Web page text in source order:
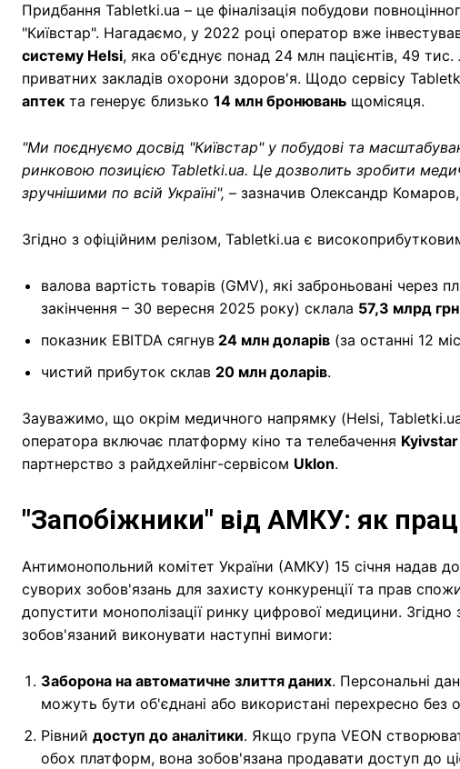
Придбання Tabletki.ua – це фіналізація побудови
"Київстар". Нагадаємо, у 2022 році оператор вже
систему Helsi, яка об'єднує понад 24 млн пацієнтів, 49 тис.
приватних закладів охорони здоров'я. Щодо сервісу
аптек та генерує близько 14 млн бронювань щомісяця.
"Ми поєднуємо досвід "Київстар" у побудові та
ринковою позицією Tabletki.ua. Це дозволить зробити
зручнішими по всій Україні", – зазначив Олександр Комаров,
Згідно з офіційним релізом, Tabletki.ua є
валова вартість товарів (GMV), які заброньовані через
закінчення – 30 вересня 2025 року) склала 57,3 млрд грн
показник EBITDA сягнув 24 млн доларів (за останні 12
чистий прибуток склав 20 млн доларів.
Зауважимо, що окрім медичного напрямку (Helsi,
оператора включає платформу кіно та телебачення
партнерство з райдхейлінг-сервісом Uklon.
"Запобіжники" від АМКУ: як
Антимонопольний комітет України (АМКУ) 15 січня надав
суворих зобов'язань для захисту конкуренції та прав
допустити монополізації ринку цифрової медицини.
зобов'язаний виконувати наступні вимоги:
Заборона на автоматичне злиття даних. Персональні
можуть бути об'єднані або використані перехресно без
Рівний доступ до аналітики. Якщо група VEON
обох платформ, вона зобов'язана продавати доступ до